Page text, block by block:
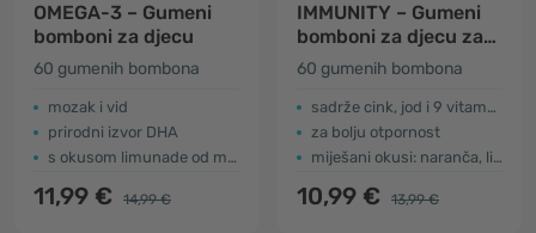
OMEGA-3 – Gumeni
bomboni za djecu
60 gumenih bombona
mozak i vid
prirodni izvor DHA
s okusom limunade od malina
11,99 € 14,99 €
IMMUNITY – Gumeni
bomboni za djecu za
imunološki sustav
60 gumenih bombona
sadrže cink, jod i 9 vitamna
za bolju otpornost
miješani okusi: naranča, limun i jagoda
10,99 € 13,99 €